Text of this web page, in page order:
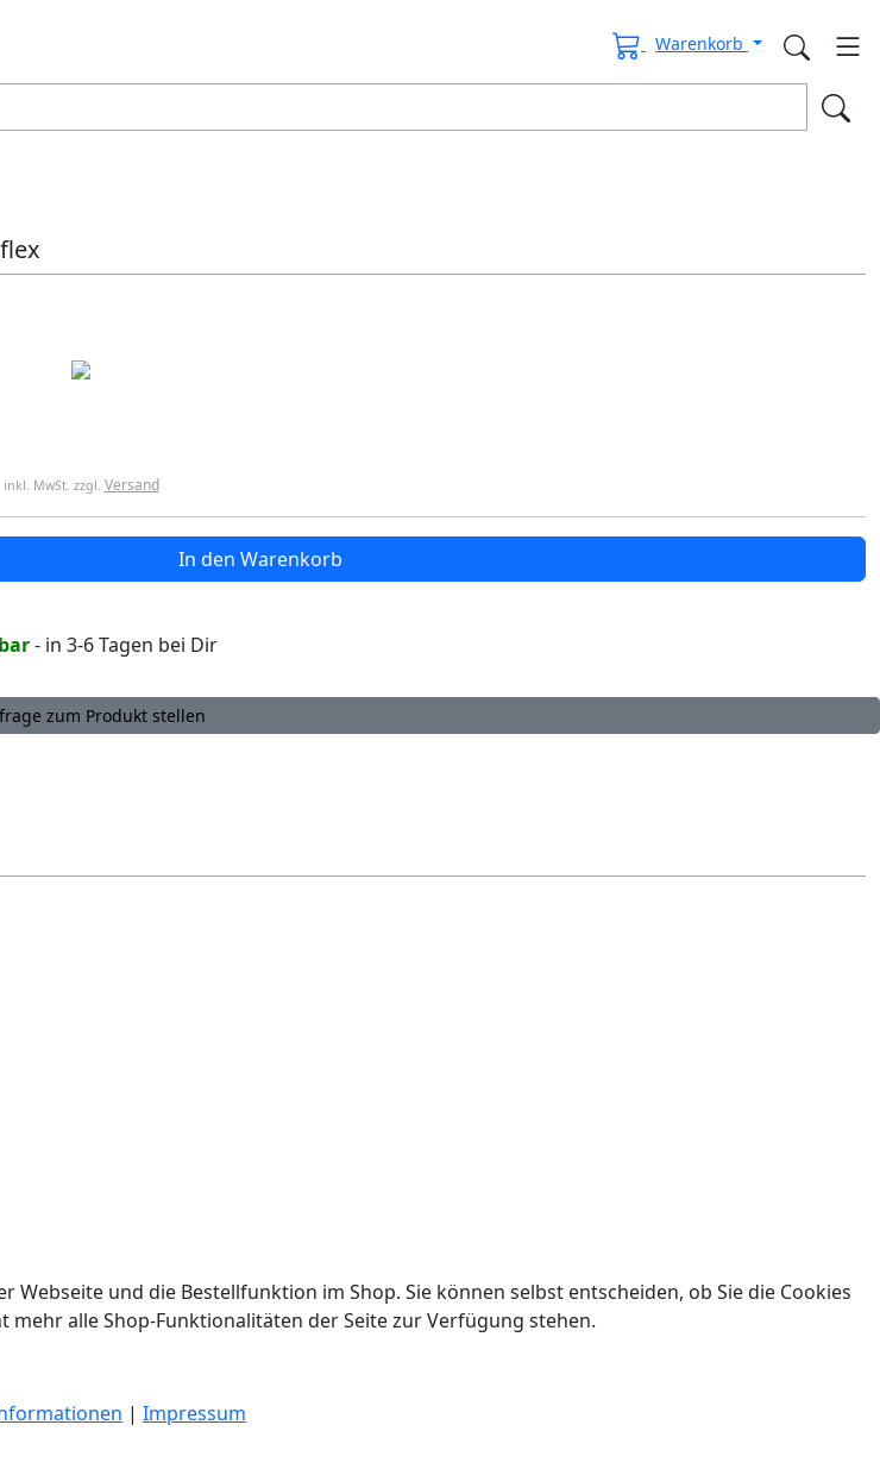
Warenkorb
inkl. MwSt. zzgl. Versand
In den Warenkorb
- in 3-6 Tagen bei Dir
zum Produkt stellen
und die Bestellfunktion im Shop. Sie können selbst entscheiden, ob Sie die Cookies
alle Shop-Funktionalitäten der Seite zur Verfügung stehen.
| Impressum